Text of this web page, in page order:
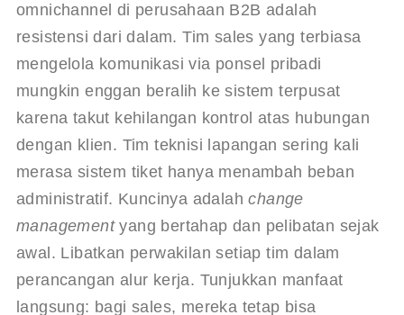
omnichannel di perusahaan B2B adalah
resistensi dari dalam. Tim sales yang terbiasa
mengelola komunikasi via ponsel pribadi
mungkin enggan beralih ke sistem terpusat
karena takut kehilangan kontrol atas hubungan
dengan klien. Tim teknisi lapangan sering kali
merasa sistem tiket hanya menambah beban
administratif. Kuncinya adalah change
management yang bertahap dan pelibatan sejak
awal. Libatkan perwakilan setiap tim dalam
perancangan alur kerja. Tunjukkan manfaat
langsung: bagi sales, mereka tetap bisa